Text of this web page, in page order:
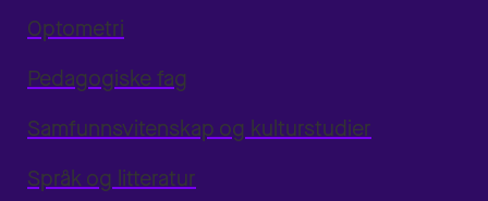
Optometri
Pedagogiske fag
Samfunnsvitenskap og kulturstudier
Språk og litteratur